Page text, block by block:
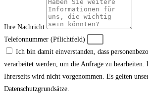
Ihre Nachricht
Telefonnummer (Pflichtfeld)
Ich bin damit einverstanden, dass
verarbeitet werden, um die Anfrage zu
Ihrerseits wird nicht vorgenommen. Es gelten
Datenschutzgrundsätze.